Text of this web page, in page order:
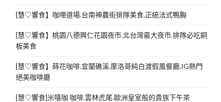
[慧♡響食】咖哩道場.台南神農街排隊美食.正統法式鴨胸
[慧♡響食】桃園八德興仁花園夜市.北台灣最大夜市.排隊必吃銅
板美食
[慧♡響食】蒔花咖啡.宜蘭礁溪.摩洛哥純白渡假風餐廳.IG熱門
絕美咖啡廳
[慧♡響食]米嘻咖 咖啡.雲林虎尾.歐洲皇室般的貴族下午茶